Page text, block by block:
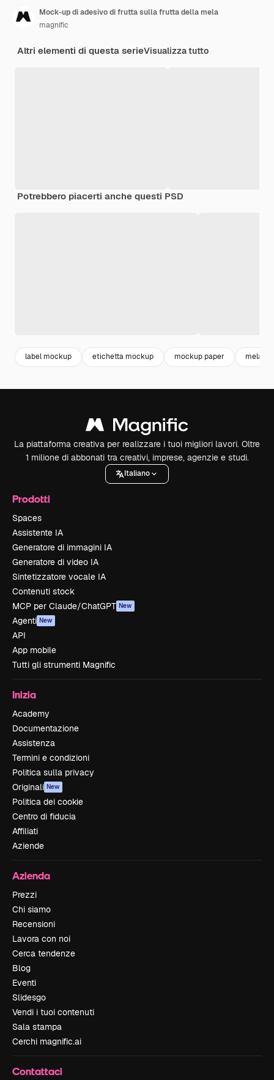
Mock-up di adesivo di frutta sulla frutta della mela
magnific
Altri elementi di questa serieVisualizza tutto
Potrebbero piacerti anche questi PSD
label mockup etichetta mockup mockup paper mela
La piattaforma creativa per realizzare i tuoi migliori lavori. Oltre
1 milione di abbonati tra creativi, imprese, agenzie e studi.
Italiano
Prodotti
Spaces
Assistente IA
Generatore di immagini IA
Generatore di video IA
Sintetizzatore vocale IA
Contenuti stock
MCP per Claude/ChatGPT New
Agenti New
API
App mobile
Tutti gli strumenti Magnific
Inizia
Academy
Documentazione
Assistenza
Termini e condizioni
Politica sulla privacy
Originali New
Politica dei cookie
Centro di fiducia
Affiliati
Aziende
Azienda
Prezzi
Chi siamo
Recensioni
Lavora con noi
Cerca tendenze
Blog
Eventi
Slidesgo
Vendi i tuoi contenuti
Sala stampa
Cerchi magnific.ai
Contattaci